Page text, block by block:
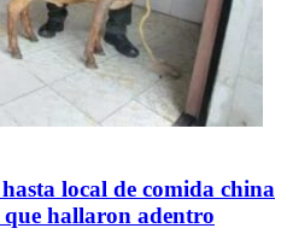
local de comida china
hallaron adentro